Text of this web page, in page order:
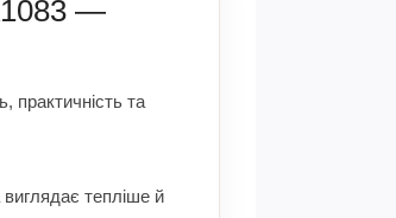
—
практичність та
виглядає тепліше й